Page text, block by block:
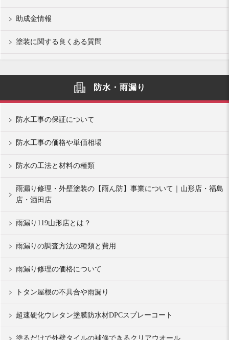
助成金情報
塗装に関する良くある質問
防水・雨漏り
防水工事の保証について
防水工事の価格や単価相場
防水の工法と材料の種類
雨漏り修理・外壁塗装の【雨ん防】事業について｜山形店・福島
店・酒田店
雨漏り119山形店とは？
雨漏りの調査方法の種類と費用
雨漏り修理の価格について
トタン屋根の不具合や雨漏り
超速硬化ウレタン塗膜防水材DPCスプレーコート
塗るだけで外壁タイルの補修できるクリアウオール